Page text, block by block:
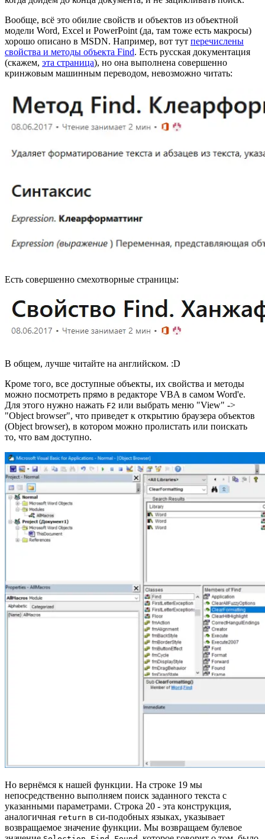
Вообще, всё это обилие свойств и объектов из объектной
модели Word, Excel и PowerPoint (да, там тоже есть макросы)
хорошо описано в MSDN. Например, вот тут перечислены
свойства и методы объекта Find. Есть русская документация
(скажем, эта страница), но она выполнена совершенно
кринжовым машинным переводом, невозможно читать:
Есть совершенно смехотворные страницы:
В общем, лучше читайте на английском. :D
Кроме того, все доступные объекты, их свойства и методы
можно посмотреть прямо в редакторе VBA в самом Word'е.
Для этого нужно нажать F2 или выбрать меню "View" ->
"Object browser", что приведет к открытию браузера объектов
(Object browser), в котором можно пролистать или поискать
то, что вам доступно.
Но вернёмся к нашей функции. На строке 19 мы
непосредственно выполняем поиск заданного текста с
указанными параметрами. Строка 20 - эта конструкция,
аналогичная return в си-подобных языках, указывает
возвращаемое значение функции. Мы возвращаем булевое